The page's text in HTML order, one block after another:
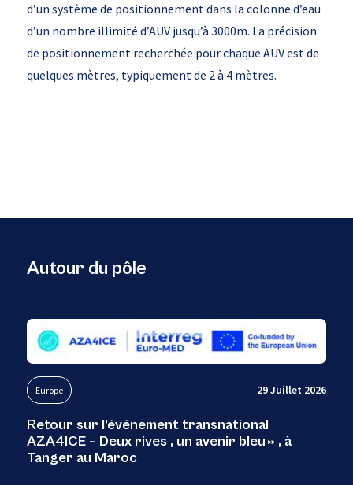
d’un système de positionnement dans la colonne d’eau
d’un nombre illimité d’AUV jusqu’à 3000m. La précision
de positionnement recherchée pour chaque AUV est de
quelques mètres, typiquement de 2 à 4 mètres.
Autour du pôle
Europe 29 Juillet 2026
Retour sur l’événement transnational
AZA4ICE – Deux rives , un avenir bleu » , à
Tanger au Maroc